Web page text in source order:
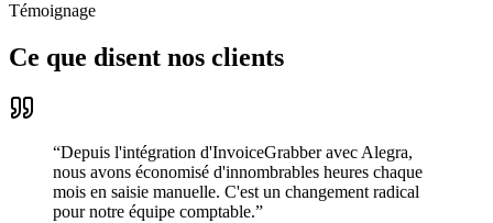
Témoignage
Ce que disent nos clients
“Depuis l'intégration d'InvoiceGrabber avec Alegra,
nous avons économisé d'innombrables heures chaque
mois en saisie manuelle. C'est un changement radical
pour notre équipe comptable.”